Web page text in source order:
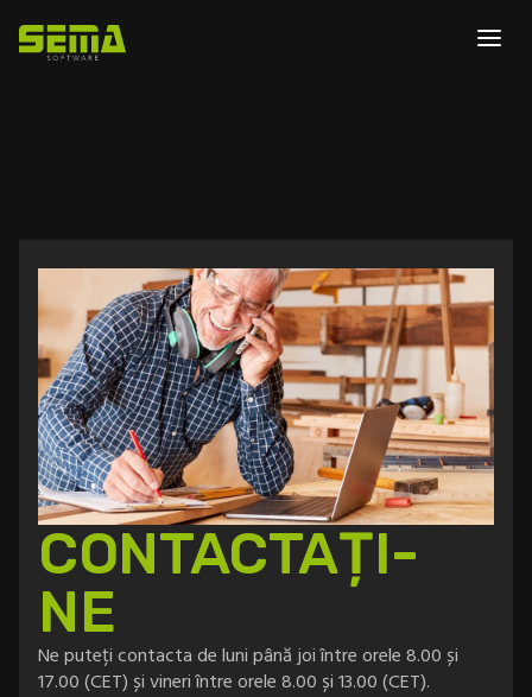
CONTACTAȚI-
NE
Ne puteți contacta de luni până joi între orele 8.00 și
17.00 (CET) și vineri între orele 8.00 și 13.00 (CET).